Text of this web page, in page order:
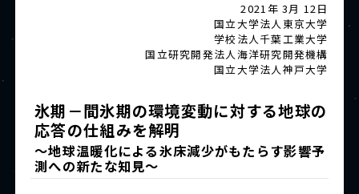
2021年 3月 12日
国立大学法人東京大学
学校法人千葉工業大学
国立研究開発法人海洋研究開発機構
国立大学法人神戸大学
氷期－間氷期の環境変動に対する地球の
応答の仕組みを解明
～地球温暖化による氷床減少がもたらす影響予
測への新たな知見～